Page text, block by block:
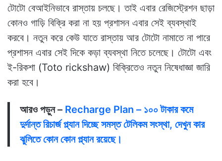
টোটো বেআইনিভাবে রাস্তায় চলছে। তাই এবার রেজিস্ট্রেশন ছাড়া
কোনও গাড়ি বিক্রি করা না হয় প্রশাসন এবার সেই ব্যবস্থাই
করবে। নতুন করে কেউ যাতে রাস্তায় আর টোটো নামাতে না পারে
প্রশাসন এবার সেই দিকে কড়া ব্যবস্থা নিতে চলেছে। টোটো এবং
ই-রিকশা (Toto rickshaw) বিক্রিতেও নতুন নিষেধাজ্ঞা জারি
করা হবে।
আরও পড়ুন – Recharge Plan – ১০০ টাকার কমে
দুর্দান্ত রিচার্জ প্ল্যান দিচ্ছে সমস্ত টেলিকম সংস্থা, দেখুন কার
ঝুলিতে কোন কোন প্ল্যান রয়েছে।